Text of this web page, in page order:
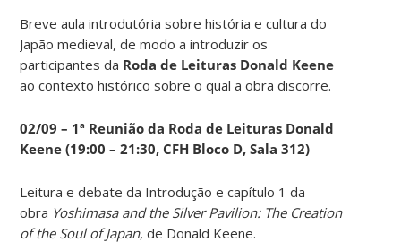
Breve aula introdutória sobre história e cultura do
Japão medieval, de modo a introduzir os
participantes da Roda de Leituras Donald Keene
ao contexto histórico sobre o qual a obra discorre.
02/09 – 1ª Reunião da Roda de Leituras Donald
Keene (19:00 – 21:30, CFH Bloco D, Sala 312)
Leitura e debate da Introdução e capítulo 1 da
obra Yoshimasa and the Silver Pavilion: The Creation
of the Soul of Japan, de Donald Keene.